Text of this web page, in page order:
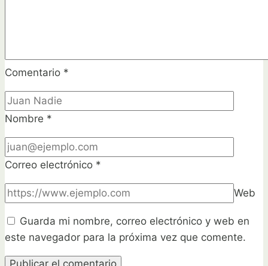
Comentario *
Nombre *
Correo electrónico *
Web
Guarda mi nombre, correo electrónico y web en
este navegador para la próxima vez que comente.